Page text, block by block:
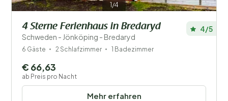
1/4
4 Sterne Ferienhaus in Bredaryd
Schweden - Jönköping - Bredaryd
4/5
6 Gäste 2 Schlafzimmer 1 Badezimmer
Mehr erfahren
€ 66,63
ab Preis pro Nacht